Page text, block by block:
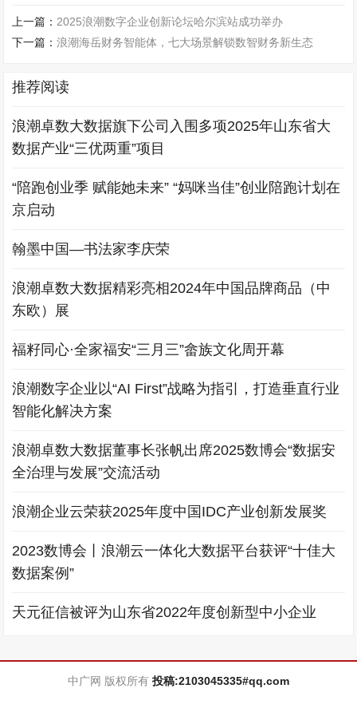
上一篇： 2025浪潮数字企业创新论坛哈尔滨站成功举办
下一篇：浪潮海岳财务智能体，七大场景解锁数智财务新生态
推荐阅读
浪潮卓数大数据旗下公司入围多项2025年山东省大
数据产业“三优两重”项目
“陪跑创业季 赋能她未来” “妈咪当佳”创业陪跑计划在
京启动
翰墨中国—书法家李庆荣
浪潮卓数大数据精彩亮相2024年中国品牌商品（中
东欧）展
福籽同心·全家福安“三月三”畲族文化周开幕
浪潮数字企业以“AI First”战略为指引，打造垂直行业
智能化解决方案
浪潮卓数大数据董事长张帆出席2025数博会“数据安
全治理与发展”交流活动
浪潮企业云荣获2025年度中国IDC产业创新发展奖
2023数博会丨浪潮云一体化大数据平台获评“十佳大
数据案例”
天元征信被评为山东省2022年度创新型中小企业
中广网 版权所有 投稿:2103045335#qq.com